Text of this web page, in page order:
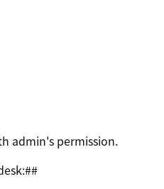
admin's permission.